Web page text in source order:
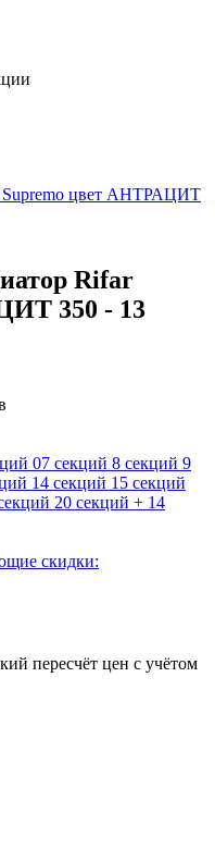
Rifar
350 - 13
07 секций 8 секций 9
14 секций 15 секций
20 секций + 14
скидки:
пересчёт цен с учётом